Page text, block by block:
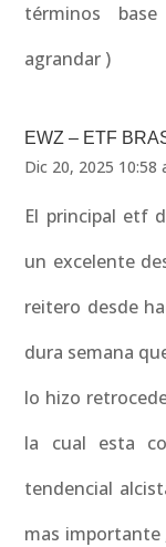
términos
agrandar )
EWZ – ETF
Dic 20, 2025 10:58
El principal etf
un excelente
reitero desde
dura semana
lo hizo
la cual esta
tendencial
mas importante